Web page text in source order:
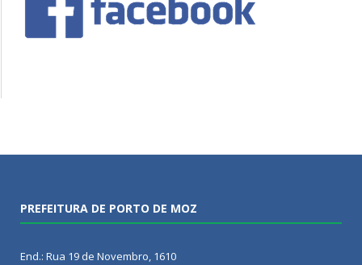
PREFEITURA DE PORTO DE MOZ
End.: Rua 19 de Novembro, 1610